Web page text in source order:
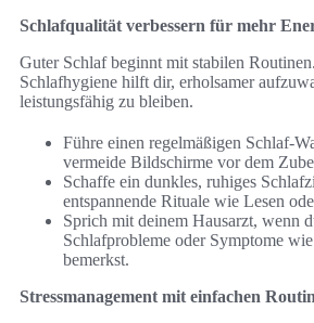
Schlafqualität verbessern für mehr
Guter Schlaf beginnt mit stabilen
Schlafhygiene hilft dir, erholsamer
leistungsfähig zu bleiben.
Führe einen regelmäßigen Schlaf-
vermeide Bildschirme vor dem
Schaffe ein dunkles, ruhiges
entspannende Rituale wie Lesen
Sprich mit deinem Hausarzt, wenn
Schlafprobleme oder Symptome
bemerkst.
Stressmanagement mit einfachen